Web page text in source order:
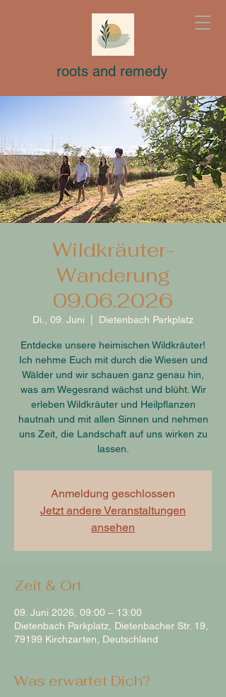
roots and remedy
Wildkräuter-
Wanderung
09.06.2026
Di., 09. Juni Dietenbach Parkplatz
Entdecke unsere heimischen Wildkräuter!
Ich nehme Euch mit durch die Wiesen und
Wälder und wir schauen ganz genau hin,
was am Wegesrand wächst und blüht. Wir
erleben Wildkräuter und Heilpflanzen
hautnah und mit allen Sinnen und nehmen
uns Zeit, die Landschaft auf uns wirken zu
lassen.
Anmeldung geschlossen
Jetzt andere Veranstaltungen
ansehen
Zeit & Ort
09. Juni 2026, 09:00 – 13:00
Dietenbach Parkplatz, Dietenbacher Str. 19,
79199 Kirchzarten, Deutschland
Was erwartet Dich?